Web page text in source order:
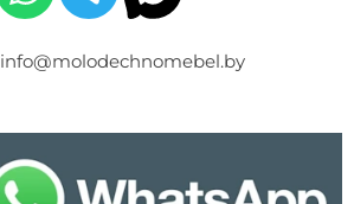
info@molodechnomebel.by